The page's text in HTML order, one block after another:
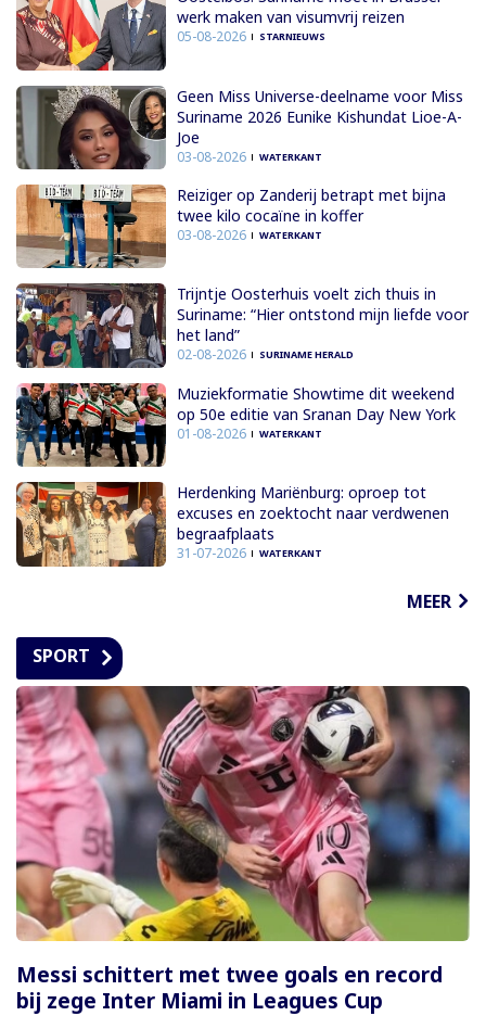
werk maken van visumvrij reizen
05-08-2026 STARNIEUWS
Geen Miss Universe-deelname voor Miss
Suriname 2026 Eunike Kishundat Lioe-A-
Joe
03-08-2026 WATERKANT
Reiziger op Zanderij betrapt met bijna
twee kilo cocaïne in koffer
03-08-2026 WATERKANT
Trijntje Oosterhuis voelt zich thuis in
Suriname: “Hier ontstond mijn liefde voor
het land”
02-08-2026 SURINAME HERALD
Muziekformatie Showtime dit weekend
op 50e editie van Sranan Day New York
01-08-2026 WATERKANT
Herdenking Mariënburg: oproep tot
excuses en zoektocht naar verdwenen
begraafplaats
31-07-2026 WATERKANT
MEER
SPORT
Messi schittert met twee goals en record
bij zege Inter Miami in Leagues Cup